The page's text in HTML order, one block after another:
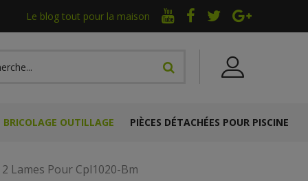
Le blog tout pour la maison
BRICOLAGE OUTILLAGE PIÈCES DÉTACHÉES POUR PISCINE
2 Lames Pour Cpl1020-Bm